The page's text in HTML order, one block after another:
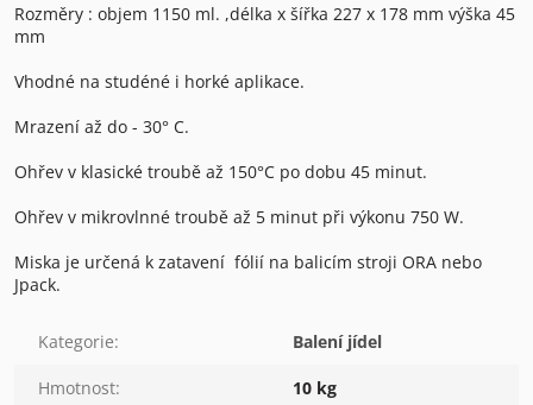
Rozměry : objem 1150 ml. ,délka x šířka 227 x 178 mm výška 45
mm
Vhodné na studéné i horké aplikace.
Mrazení až do - 30° C.
Ohřev v klasické troubě až 150°C po dobu 45 minut.
Ohřev v mikrovlnné troubě až 5 minut při výkonu 750 W.
Miska je určená k zatavení fólií na balicím stroji ORA nebo
Jpack.
Kategorie: Balení jídel
Hmotnost: 10 kg